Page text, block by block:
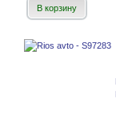
В корзину